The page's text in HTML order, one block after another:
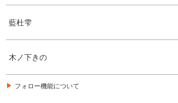
藍杜雫
木ノ下きの
フォロー機能について